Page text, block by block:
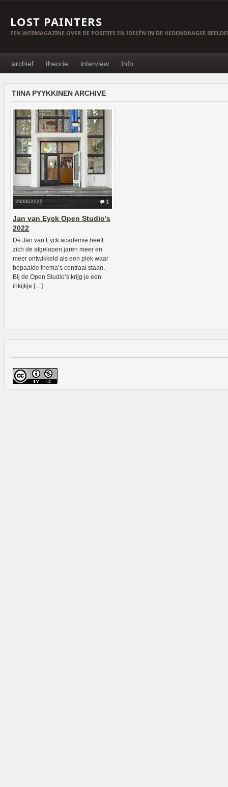
LOST PAINTERS
EEN WEBMAGAZINE OVER DE POSITIES EN IDEEËN IN DE HEDENDAAGSE
archief theorie interview Info
TIINA PYYKKINEN ARCHIVE
1
28/06/2022
Jan van Eyck Open Studio’s
2022
De Jan van Eyck academie heeft
zich de afgelopen jaren meer en
meer ontwikkeld als een plek waar
bepaalde thema’s centraal staan.
Bij de Open Studio’s krijg je een
inkijkje […]